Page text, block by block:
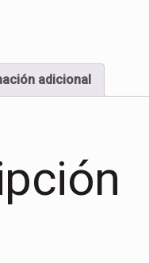
adicional